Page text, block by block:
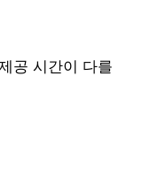
공 시간이 다를